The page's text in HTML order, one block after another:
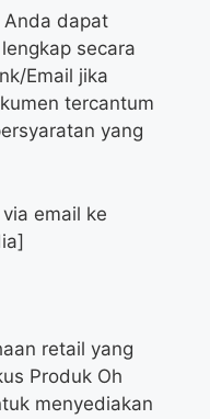
Anda dapat
secara
Email jika
tercantum
yang
email ke
retail yang
Produk Oh
menyediakan